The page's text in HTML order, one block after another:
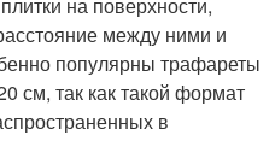
на поверхности,
между ними и
популярны трафареты
см, так как такой формат
в